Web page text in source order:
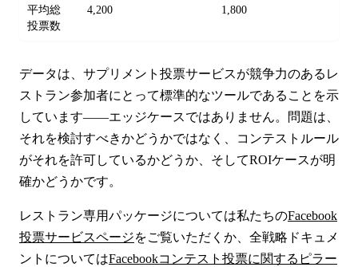
平均総
投票数
4,200 1,800
データは、サプリメント投票サービスが競争力のあるレ
ストラン参加者にとって標準的なツールであることを示
しています——エッジケースではありません。問題は、
それを検討すべきかどうかではなく、コンテストルール
がそれを許可しているかどうか、そしてROIケースが明
確かどうかです。
レストラン専用パッケージについては私たちのFacebook
投票サービスページをご覧いただくか、全戦略ドキュメ
ントについてはFacebookコンテスト投票に関するピラー